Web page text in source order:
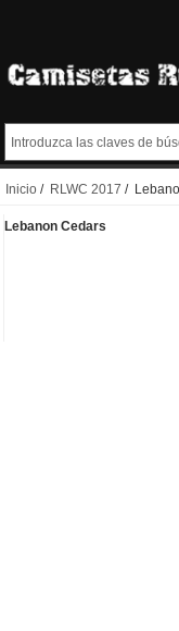
Inicio / RLWC 2017 /
Lebanon Cedars